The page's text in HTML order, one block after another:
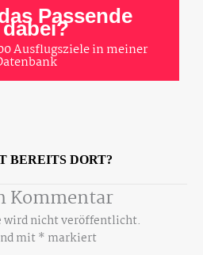
Passende
dabei?
Ausflugsziele in meiner
BEREITS DORT?
Kommentar
wird nicht veröffentlicht.
mit* markiert